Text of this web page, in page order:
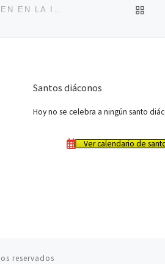
¿QUIÉNES SON LOS DIÁCONOS Y QUÉ PAPEL TIENEN EN LA IGLESIA?
Santos diáconos
Hoy no se celebra a ningún santo
Ver calendario de
reservados